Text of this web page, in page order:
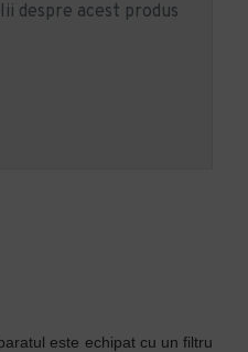
despre acest produs
este echipat cu un filtru